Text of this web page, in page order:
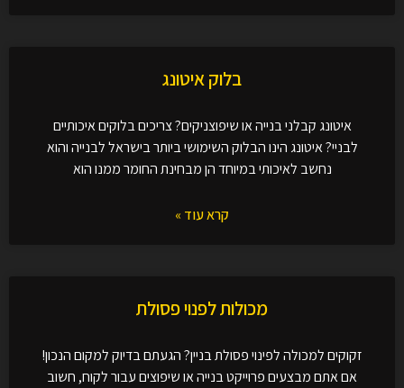
בלוק איטונג
איטונג קבלני בנייה או שיפוצניקים? צריכים בלוקים איכותיים
לבניי? איטונג הינו הבלוק השימושי ביותר בישראל לבנייה והוא
נחשב לאיכותי במיוחד הן מבחינת החומר ממנו הוא
קרא עוד »
מכולות לפנוי פסולת
זקוקים למכולה לפינוי פסולת בניין? הגעתם בדיוק למקום הנכון!
אם אתם מבצעים פרוייקט בנייה או שיפוצים עבור לקוח, חשוב